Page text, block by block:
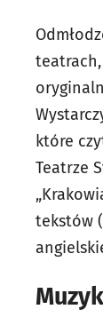
teatrach,
które
Teatrze
tekstów